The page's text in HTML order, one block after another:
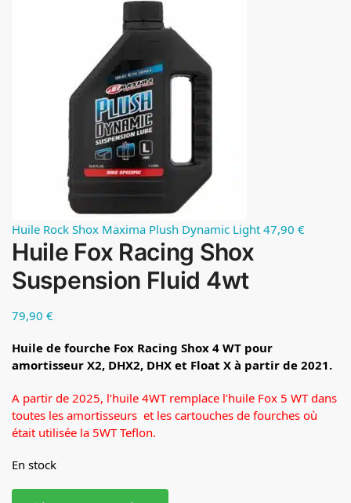
Huile Rock Shox Maxima Plush Dynamic Light 47,90 €
Huile Fox Racing Shox
Suspension Fluid 4wt
79,90 €
Huile de fourche Fox Racing Shox 4 WT pour
amortisseur X2, DHX2, DHX et Float X à partir de 2021.
A partir de 2025, l’huile 4WT remplace l’huile Fox 5 WT dans
toutes les amortisseurs et les cartouches de fourches où
était utilisée la 5WT Teflon.
En stock